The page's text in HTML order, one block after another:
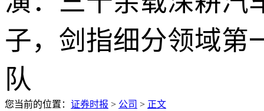
您当前的位置： 证券时报 > 公司 > 正文